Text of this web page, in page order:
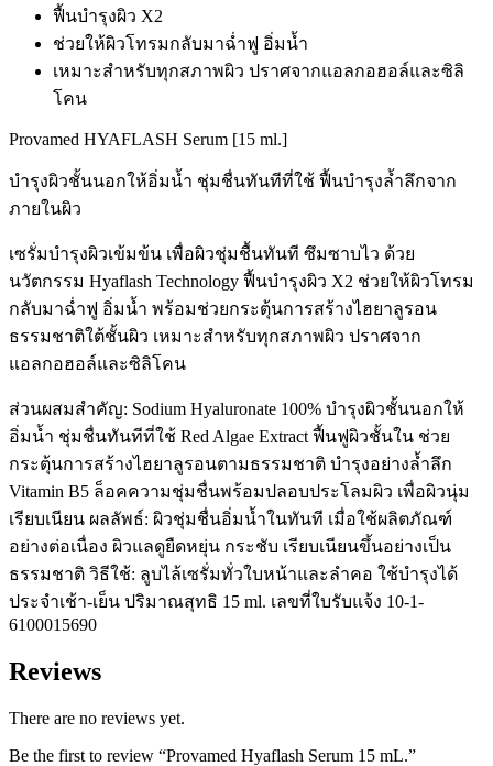
ฟื้นบำรุงผิว X2
ช่วยให้ผิวโทรมกลับมาฉ่ำฟู อิ่มน้ำ
เหมาะสำหรับทุกสภาพผิว ปราศจากแอลกอฮอล์และซิลิ
โคน
Provamed HYAFLASH Serum [15 ml.]
บำรุงผิวชั้นนอกให้อิ่มน้ำ ชุ่มชื่นทันทีที่ใช้ ฟื้นบำรุงล้ำลึกจาก
ภายในผิว
เซรั่มบำรุงผิวเข้มข้น เพื่อผิวชุ่มชื้นทันที ซึมซาบไว ด้วย
นวัตกรรม Hyaflash Technology ฟื้นบำรุงผิว X2 ช่วยให้ผิวโทรม
กลับมาฉ่ำฟู อิ่มน้ำ พร้อมช่วยกระตุ้นการสร้างไฮยาลูรอน
ธรรมชาติใต้ชั้นผิว เหมาะสำหรับทุกสภาพผิว ปราศจาก
แอลกอฮอล์และซิลิโคน
ส่วนผสมสำคัญ: Sodium Hyaluronate 100% บำรุงผิวชั้นนอกให้
อิ่มน้ำ ชุ่มชื่นทันทีที่ใช้ Red Algae Extract ฟื้นฟูผิวชั้นใน ช่วย
กระตุ้นการสร้างไฮยาลูรอนตามธรรมชาติ บำรุงอย่างล้ำลึก
Vitamin B5 ล็อคความชุ่มชื่นพร้อมปลอบประโลมผิว เพื่อผิวนุ่ม
เรียบเนียน ผลลัพธ์: ผิวชุ่มชื่นอิ่มน้ำในทันที เมื่อใช้ผลิตภัณฑ์
อย่างต่อเนื่อง ผิวแลดูยืดหยุ่น กระชับ เรียบเนียนขึ้นอย่างเป็น
ธรรมชาติ วิธีใช้: ลูบไล้เซรั่มทั่วใบหน้าและลำคอ ใช้บำรุงได้
ประจำเช้า-เย็น ปริมาณสุทธิ 15 ml. เลขที่ใบรับแจ้ง 10-1-
6100015690
Reviews
There are no reviews yet.
Be the first to review “Provamed Hyaflash Serum 15 mL.”